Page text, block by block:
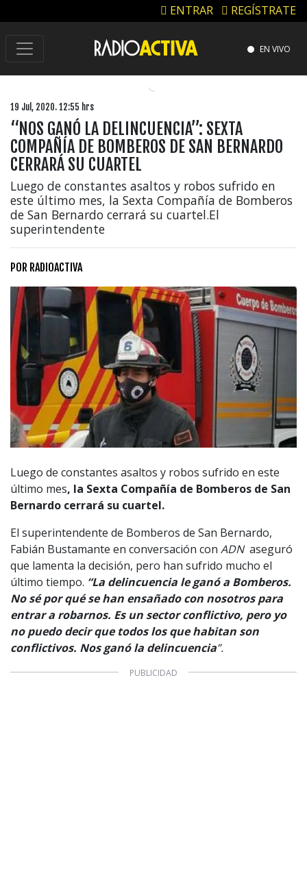
ENTRAR REGÍSTRATE
EN VIVO
19 Jul, 2020. 12:55 hrs
“NOS GANÓ LA DELINCUENCIA”: SEXTA
COMPAÑÍA DE BOMBEROS DE SAN BERNARDO
CERRARÁ SU CUARTEL
Luego de constantes asaltos y robos sufrido en
este último mes, la Sexta Compañía de Bomberos
de San Bernardo cerrará su cuartel.El
superintendente
POR RADIOACTIVA
Luego de constantes asaltos y robos sufrido en este
último mes, la Sexta Compañía de Bomberos de San
Bernardo cerrará su cuartel.
El superintendente de Bomberos de San Bernardo,
Fabián Bustamante en conversación con ADNaseguró
que lamenta la decisión, pero han sufrido mucho el
último tiempo. “La delincuencia le ganó a Bomberos.
No sé por qué se han ensañado con nosotros para
entrar a robarnos. Es un sector conflictivo, pero yo
no puedo decir que todos los que habitan son
conflictivos. Nos ganó la delincuencia”.